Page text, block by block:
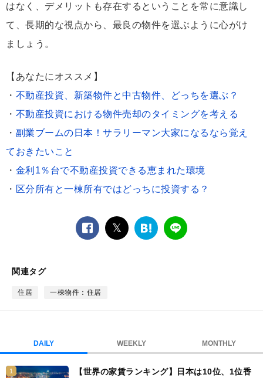
はなく、デメリットも存在するということを常に意識し
て、長期的な視点から、最良の物件を選ぶように心がけ
ましょう。
【あなたにオススメ】
・ 不動産投資、新築物件と中古物件、どっちを選ぶ？
・ 不動産投資における物件売却のタイミングを考える
・ 副業ブームの日本！サラリーマン大家になるなら覚え
ておきたいこと
・ 金利1％台で不動産投資できる恵まれた環境
・ 区分所有と一棟所有ではどっちに投資する？
facebook
twitterは
ー
LINE
関連タグ
住居 一棟物件：住居
DAILY WEEKLY MONTHLY
1
【世界の家賃ランキング】日本は10位、1位香